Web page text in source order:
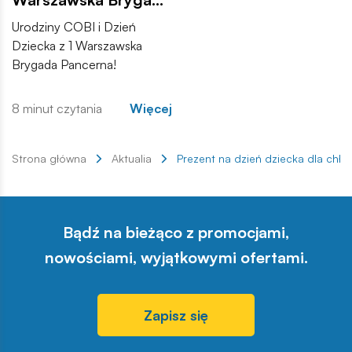
Pancerna!
Urodziny COBI i Dzień
Dziecka z 1 Warszawska
Brygada Pancerna!
8 minut czytania Więcej
Strona główna Aktualia Prezent na dzień dziecka dla
Bądź na bieżąco z promocjami,
nowościami, wyjątkowymi ofertami.
Zapisz się